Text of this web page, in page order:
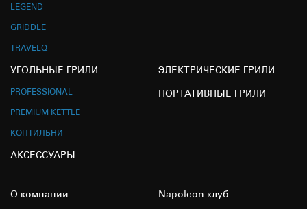
LEGEND
GRIDDLE
TRAVELQ
УГОЛЬНЫЕ ГРИЛИ
PROFESSIONAL
PREMIUM KETTLE
КОПТИЛЬНИ
ЭЛЕКТРИЧЕСКИЕ ГРИЛИ
ПОРТАТИВНЫЕ ГРИЛИ
АКСЕССУАРЫ
О компании Napoleon клуб